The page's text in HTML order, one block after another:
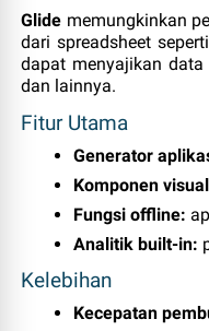
Glide memungkinkan
dari spreadsheet
dapat menyajikan
dan lainnya.
Fitur Utama
Generator
Komponen
Fungsi offline:
Analitik built‑in:
Kelebihan
Kecepatan